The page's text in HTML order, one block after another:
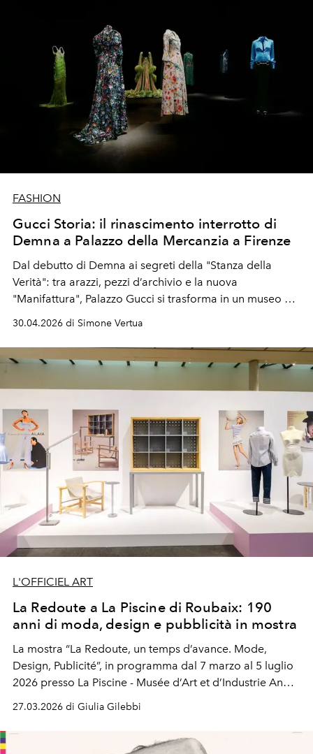
FASHION
Gucci Storia: il rinascimento interrotto di
Demna a Palazzo della Mercanzia a Firenze
Dal debutto di Demna ai segreti della "Stanza della
Verità": tra arazzi, pezzi d’archivio e la nuova
"Manifattura", Palazzo Gucci si trasforma in un museo di
30.04.2026 di Simone Vertua
L'OFFICIEL ART
La Redoute a La Piscine di Roubaix: 190
anni di moda, design e pubblicità in mostra
La mostra “La Redoute, un temps d’avance. Mode,
Design, Publicité”, in programma dal 7 marzo al 5 luglio
2026 presso La Piscine - Musée d’Art et d’Industrie André
pubblicitarie.
27.03.2026 di Giulia Gilebbi